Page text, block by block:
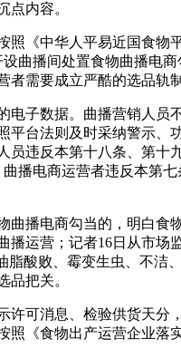
点内容。
《中华人平易近国食物
曲播间处置食物曲播电
者需要成立严酷的选品
数据。曲播营销人员
平台法则及时采纳警示
员违反本第十八条、第
播电商运营者违反本第
电商勾当的，明白食
播运营；记者16日从市
脂酸败、霉变生虫、不
品把关。
消息、检验供货天分
《食物出产运营企业落